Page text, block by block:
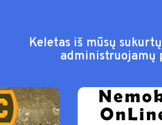
Keletas iš mūsų
administruojamų